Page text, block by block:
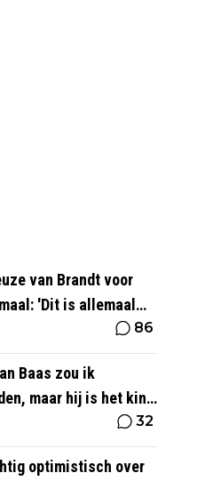
van Brandt voor
'Dit is allemaal
86
Baas zou ik
maar hij is het kind
van de komst van 32
optimistisch over